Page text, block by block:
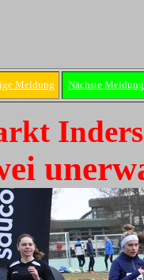
Meldung Nächste Meldung